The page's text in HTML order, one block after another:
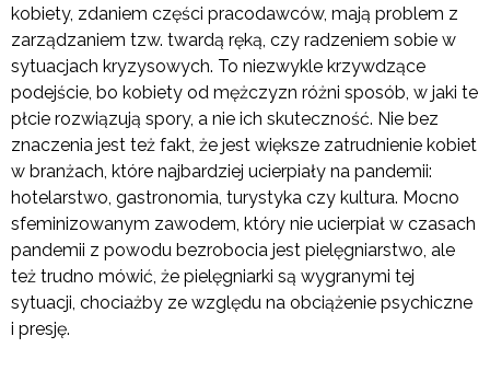
kobiety, zdaniem części pracodawców, mają problem z
zarządzaniem tzw. twardą ręką, czy radzeniem sobie w
sytuacjach kryzysowych. To niezwykle krzywdzące
podejście, bo kobiety od mężczyzn różni sposób, w jaki te
płcie rozwiązują spory, a nie ich skuteczność. Nie bez
znaczenia jest też fakt, że jest większe zatrudnienie kobiet
w branżach, które najbardziej ucierpiały na pandemii:
hotelarstwo, gastronomia, turystyka czy kultura. Mocno
sfeminizowanym zawodem, który nie ucierpiał w czasach
pandemii z powodu bezrobocia jest pielęgniarstwo, ale
też trudno mówić, że pielęgniarki są wygranymi tej
sytuacji, chociażby ze względu na obciążenie psychiczne
i presję.